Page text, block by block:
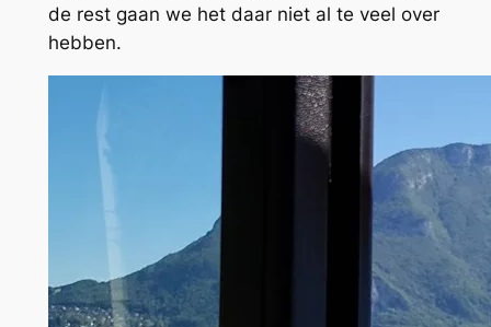
de rest gaan we het daar niet al te veel over
hebben.